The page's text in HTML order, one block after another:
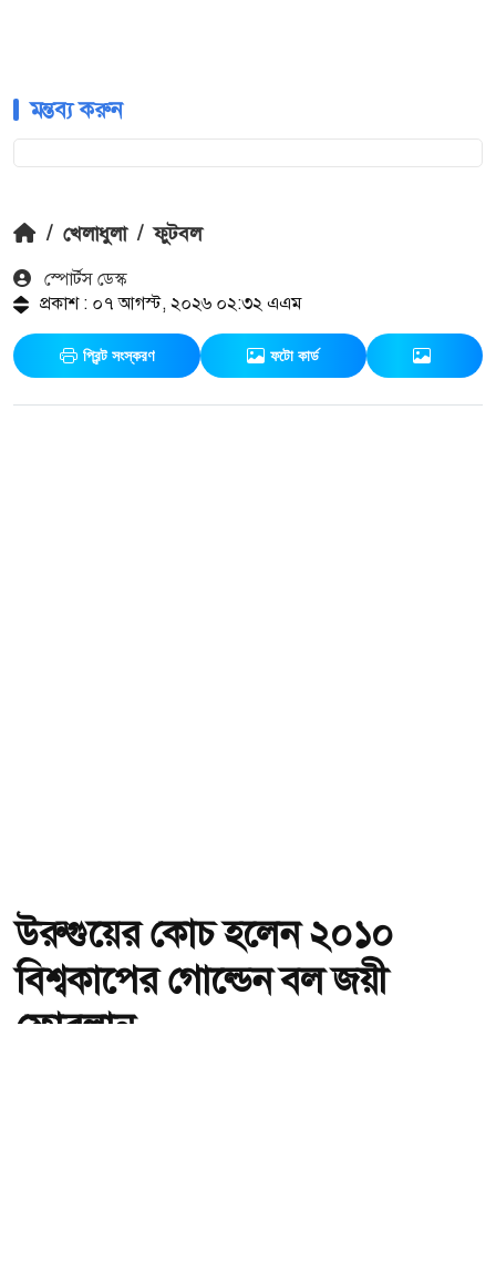
মন্তব্য করুন
/ খেলাধুলা / ফুটবল
স্পোর্টস ডেস্ক
প্রকাশ : ০৭ আগস্ট, ২০২৬ ০২:৩২ এএম
প্রিন্ট সংস্করণ ফটো কার্ড
উরুগুয়ের কোচ হলেন ২০১০
বিশ্বকাপের গোল্ডেন বল জয়ী
ফোরলান